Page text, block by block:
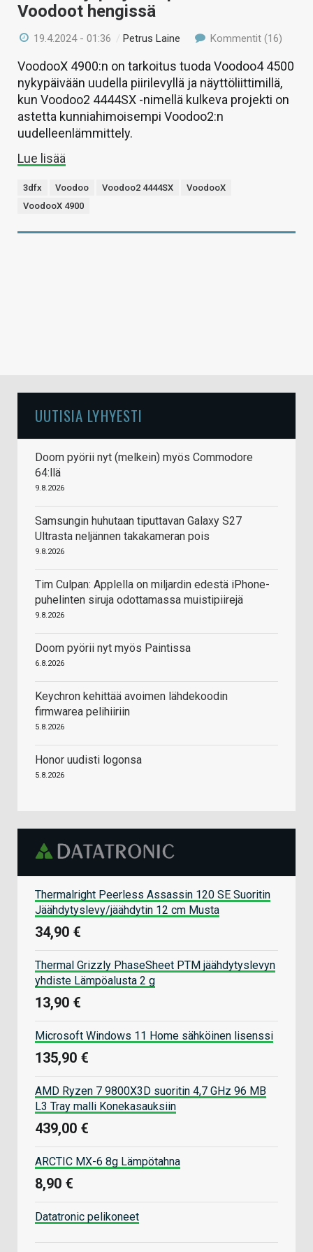
Voodoot hengissä
19.4.2024 - 01:36 / Petrus Laine Kommentit (16)
VoodooX 4900:n on tarkoitus tuoda Voodoo4 4500
nykypäivään uudella piirilevyllä ja näyttöliittimillä,
kun Voodoo2 4444SX -nimellä kulkeva projekti on
astetta kunniahimoisempi Voodoo2:n
uudelleenlämmittely.
Lue lisää
3dfx Voodoo Voodoo2 4444SX
VoodooX
VoodooX 4900
UUTISIA LYHYESTI
Doom pyörii nyt (melkein) myös Commodore
64:llä
9.8.2026
Samsungin huhutaan tiputtavan Galaxy S27
Ultrasta neljännen takakameran pois
9.8.2026
Tim Culpan: Applella on miljardin edestä iPhone-
puhelinten siruja odottamassa muistipiirejä
9.8.2026
Doom pyörii nyt myös Paintissa
6.8.2026
Keychron kehittää avoimen lähdekoodin
firmwarea pelihiiriin
5.8.2026
Honor uudisti logonsa
5.8.2026
Thermalright Peerless Assassin 120 SE Suoritin
Jäähdytyslevy/jäähdytin 12 cm Musta
34,90 €
Thermal Grizzly PhaseSheet PTM jäähdytyslevyn
yhdiste Lämpöalusta 2 g
13,90 €
Microsoft Windows 11 Home sähköinen lisenssi
135,90 €
AMD Ryzen 7 9800X3D suoritin 4,7 GHz 96 MB
L3 Tray malli Konekasauksiin
439,00 €
ARCTIC MX-6 8g Lämpötahna
8,90 €
Datatronic pelikoneet